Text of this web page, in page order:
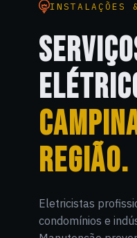
INSTALAÇÕES
REGIÃO.
Eletricistas
condomínios e